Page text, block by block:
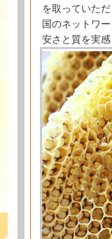
を取っていた
国のネットワ
安さと質を実感